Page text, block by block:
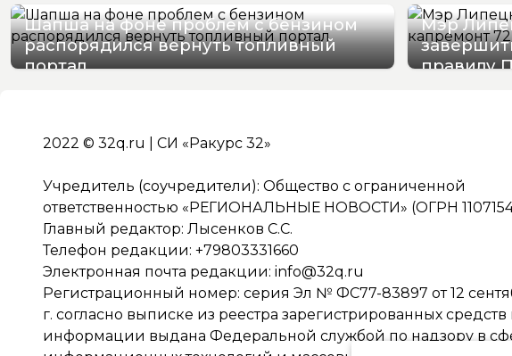
Шапша на фоне проблем с бензином
распорядился вернуть топливный
портал
Мэр
правилу
2022 © 32q.ru | СИ «Ракурс 32»
Учредитель (соучредители): Общество с ограниченной
ответственностью «РЕГИОНАЛЬНЫЕ НОВОСТИ» (ОГРН
Главный редактор: Лысенков С.С.
Телефон редакции: +79803331660
Электронная почта редакции: info@32q.ru
Регистрационный номер: серия Эл № ФС77-83897 от 12
г. согласно выписке из реестра зарегистрированных
информации выдана Федеральной службой по надзору в